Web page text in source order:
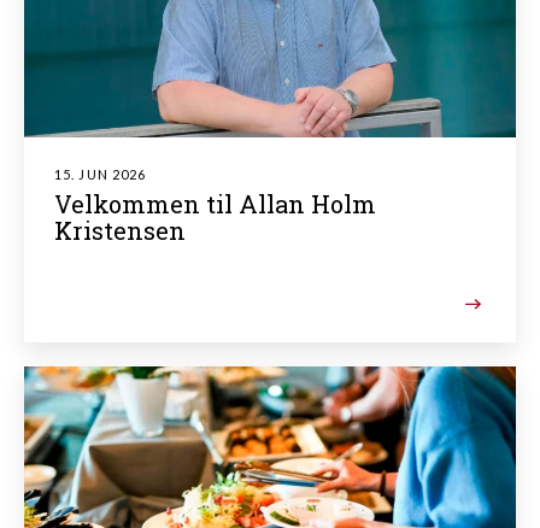
15. JUN 2026
Velkommen til Allan Holm
Kristensen